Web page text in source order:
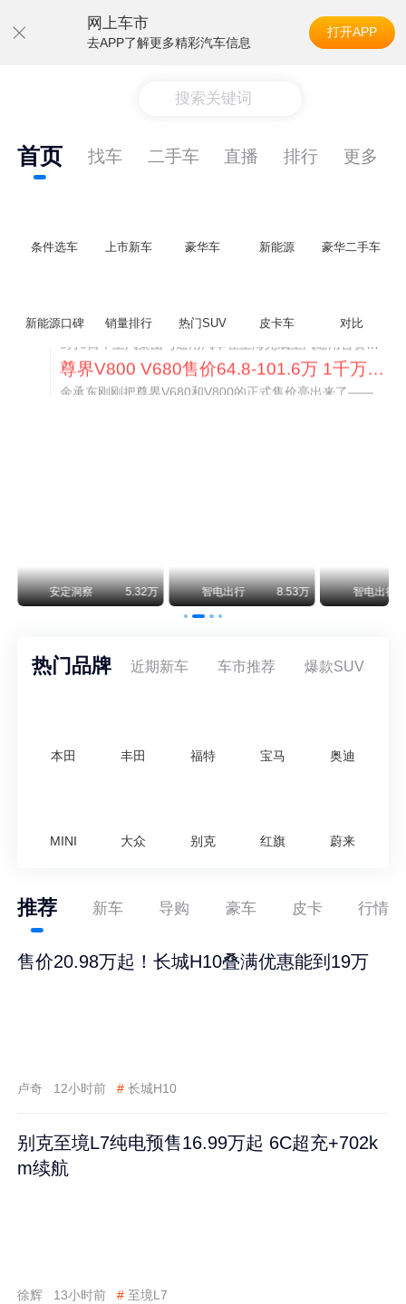
网上车市
去APP了解更多精彩汽车信息
打开APP
搜索关键词
首页 找车 二手车 直播 排行 更多
条件选车 上市新车 豪华车 新能源 豪华二手车
新能源口碑 销量排行 热门SUV 皮卡车 对比
智电出行 8.53万 智电出行 8.18万 智电出行
热门品牌 近期新车 车市推荐 爆款SUV
本田 丰田 福特 宝马 奥迪
MINI 大众 别克 红旗 蔚来
推荐 新车 导购 豪车 皮卡 行情
售价20.98万起！长城H10叠满优惠能到19万
卢奇 12小时前 # 长城H10
别克至境L7纯电预售16.99万起 6C超充+702k
m续航
徐辉 13小时前 # 至境L7